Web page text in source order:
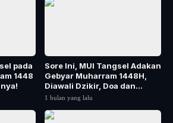
pada
1448
Sore Ini, MUI Tangsel Adakan
Gebyar Muharram 1448H,
Diawali Dzikir, Doa dan
Santunan Yatim
1 bulan yang lalu